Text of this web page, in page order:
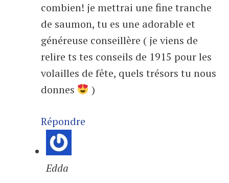
combien! je mettrai une fine tranche
de saumon, tu es une adorable et
généreuse conseillère ( je viens de
relire ts tes conseils de 1915 pour les
volailles de fête, quels trésors tu nous
donnes
)
Répondre
Edda